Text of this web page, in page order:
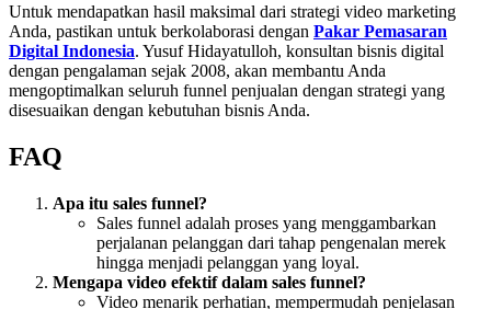
Untuk mendapatkan hasil maksimal dari strategi video marketing
Anda, pastikan untuk berkolaborasi dengan Pakar Pemasaran
Digital Indonesia. Yusuf Hidayatulloh, konsultan bisnis digital
dengan pengalaman sejak 2008, akan membantu Anda
mengoptimalkan seluruh funnel penjualan dengan strategi yang
disesuaikan dengan kebutuhan bisnis Anda.
FAQ
Apa itu sales funnel?
Sales funnel adalah proses yang menggambarkan
perjalanan pelanggan dari tahap pengenalan merek
hingga menjadi pelanggan yang loyal.
Mengapa video efektif dalam sales funnel?
Video menarik perhatian, mempermudah penjelasan